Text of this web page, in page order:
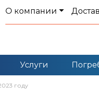
О компании
Услуги
году